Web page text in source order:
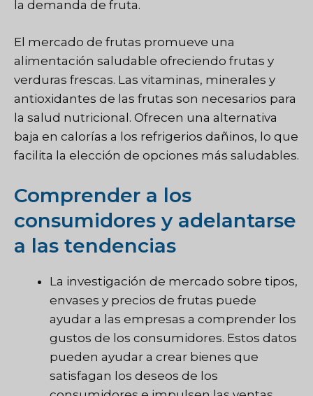
la demanda de fruta.
El mercado de frutas promueve una
alimentación saludable ofreciendo frutas y
verduras frescas. Las vitaminas, minerales y
antioxidantes de las frutas son necesarios para
la salud nutricional. Ofrecen una alternativa
baja en calorías a los refrigerios dañinos, lo que
facilita la elección de opciones más saludables.
Comprender a los
consumidores y adelantarse
a las tendencias
La investigación de mercado sobre tipos,
envases y precios de frutas puede
ayudar a las empresas a comprender los
gustos de los consumidores. Estos datos
pueden ayudar a crear bienes que
satisfagan los deseos de los